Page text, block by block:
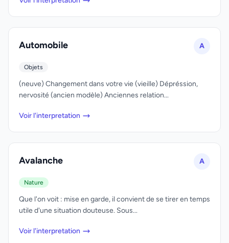
Automobile A
Objets
(neuve) Changement dans votre vie (vieille) Dépréssion,
nervosité (ancien modèle) Anciennes relation...
Voir l'interpretation
Avalanche A
Nature
Que l'on voit : mise en garde, il convient de se tirer en temps
utile d'une situation douteuse. Sous...
Voir l'interpretation